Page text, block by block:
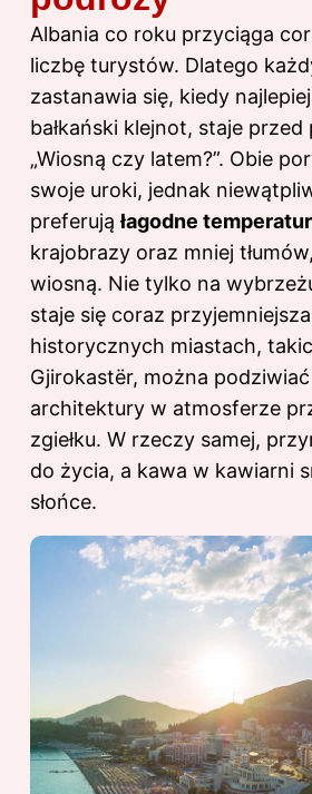
Albania co roku przyciąga
liczbę turystów. Dlatego
zastanawia się, kiedy
bałkański klejnot, staje przed
„Wiosną czy latem?”. Obie
swoje uroki, jednak
preferująłagodne
krajobrazy oraz mniej
wiosną. Nie tylko na
staje się coraz
historycznych miastach,
Gjirokastër, można
architektury w atmosferze
zgiełku. W rzeczy samej,
do życia, a kawa w kawiarni
słońce.